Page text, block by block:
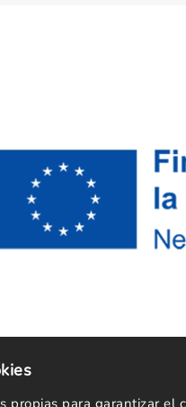
propias para garantizar el